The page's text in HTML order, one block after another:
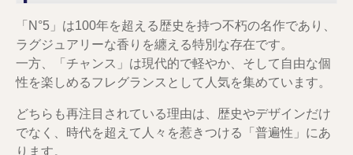
「N°5」は100年を超える歴史を持つ不朽の名作であり、
ラグジュアリーな香りを纏える特別な存在です。
一方、「チャンス」は現代的で軽やか、そして自由な個
性を楽しめるフレグランスとして人気を集めています。
どちらも再注目されている理由は、歴史やデザインだけ
でなく、時代を超えて人々を惹きつける「普遍性」にあ
ります。